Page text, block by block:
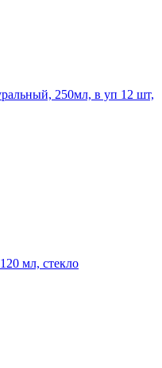
250мл, в уп 12 шт,